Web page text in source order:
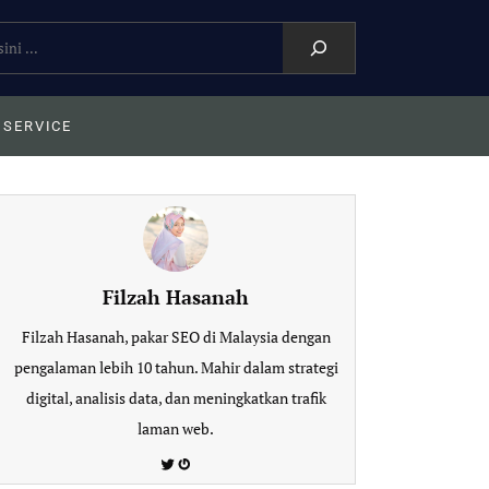
Filzah Hasanah
Filzah Hasanah, pakar SEO di Malaysia dengan
pengalaman lebih 10 tahun. Mahir dalam strategi
digital, analisis data, dan meningkatkan trafik
laman web.
Twitter
Gravatar